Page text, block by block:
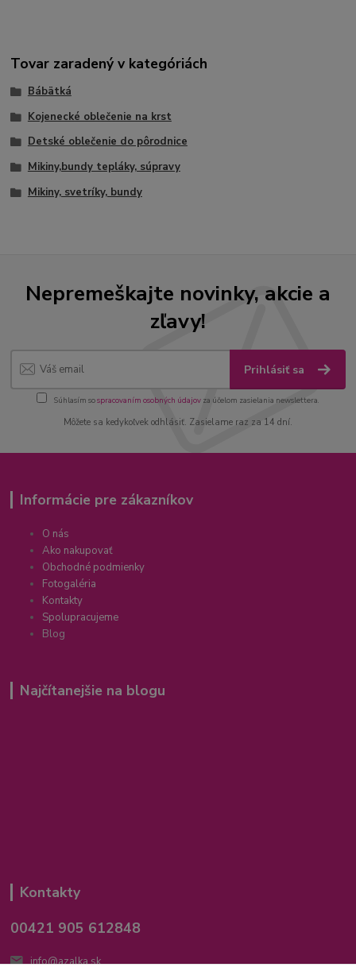
Tovar zaradený v kategóriách
Bábätká
Kojenecké oblečenie na krst
Detské oblečenie do pôrodnice
Mikiny,bundy tepláky, súpravy
Mikiny, svetríky, bundy
Nepremeškajte novinky, akcie a
zľavy!
Prihlásiť sa
Súhlasím sospracovaním osobných údajov za účelom zasielania newslettera.
Môžete sa kedykoľvek odhlásiť. Zasielame raz za 14 dní.
Informácie pre zákazníkov
O nás
Ako nakupovať
Obchodné podmienky
Fotogaléria
Kontakty
Spolupracujeme
Blog
Najčítanejšie na blogu
Kontakty
00421 905 612848
info@azalka.sk